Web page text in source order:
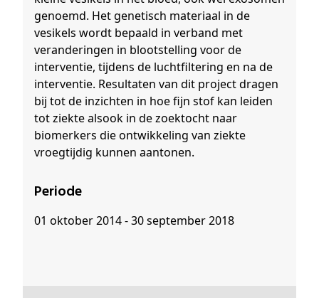
genoemd. Het genetisch materiaal in de
vesikels wordt bepaald in verband met
veranderingen in blootstelling voor de
interventie, tijdens de luchtfiltering en na de
interventie. Resultaten van dit project dragen
bij tot de inzichten in hoe fijn stof kan leiden
tot ziekte alsook in de zoektocht naar
biomerkers die ontwikkeling van ziekte
vroegtijdig kunnen aantonen.
Periode
01 oktober 2014 - 30 september 2018